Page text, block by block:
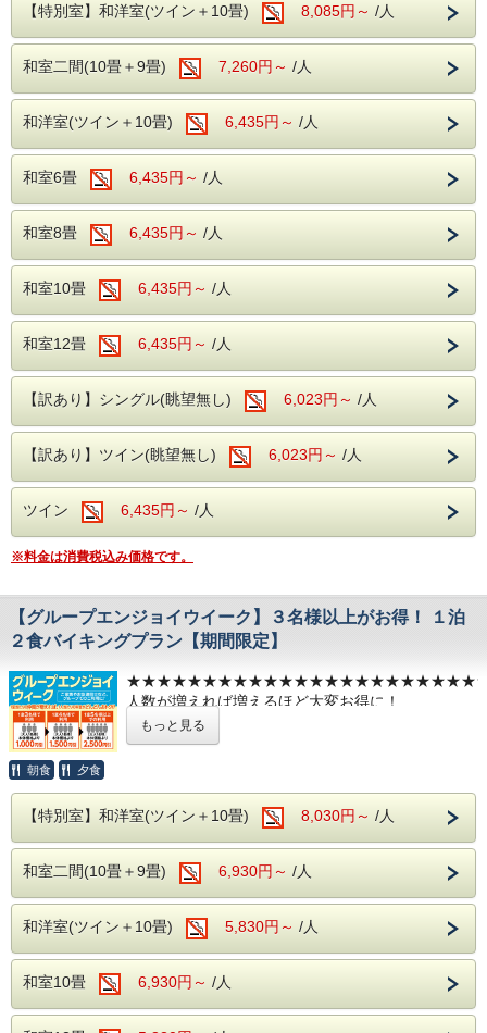
メージした「テーマ展示館」では、
川を輪切りにしたような大水槽がある「理科
教室」
クラフト体験が楽しめる「芸術教室」
古民家でそば打ち体験ができる「社会科教
など、雨の日でも楽しめる屋内施設が充実しています。
駐車場（700台）、授乳室、多目的トイレ、レストラン、売
大町・松川地区（当館から車で約50分）
北アルプスの豊かな自然に囲まれたエリアです。
地上約9mの高さから森を散策できる「空中回廊」や、雨の
日でも体験活動を楽しめる「森の体験舎」など、自然と触れ
合える施設が充実しています。
す。
お食事時間は90分です。
混雑状況により、2部制または3部制でのご案
内となる場合がございます。
いずれもチェックイン時にご予約ください。
無料駐車場
契約駐車場をご利用いただけます。
たします。
●特別室 の場合、
1泊目10,780円（消費税込） 2泊目5,390円（消費税
込）
1泊あたり8,085円（消費税込）で宿泊可能！！
込)
1泊あたり7,260円(消費税込)で宿泊可能！！
●和室6～12畳・和洋室 の場合、
1泊目8,580円(消費税込) 2泊目4,290円(消費税込)
●訳あり洋室シングル・ツイン の場合、
1泊目8,030円(消費税込) 2泊目4,015円(消費税込)
1泊あたり6,023円(消費税込)で宿泊可能！！
2026年08月23日(日)～08月28日(金)
2026年09月06日(日)～09月11日(金)
2026年10月04日(日)～10月09日(金)
みなさまのご予約を心よりお待ち申し上げておりま
す
になっております。
※上記金額は一例となります。
時期により料金が異なりますのでご注意くださ
当館のバイキングでは、お客様にお食事を楽しん
でいただけるよう
アルコールとソフトドリンクが、飲み放題となっ
ております。
〇お料理もバラエティ豊富なメニューを取り揃えて
お待ちしております。
※お食事時間は90分となっており、
【特別室】和洋室(ツイン＋10畳) 8,085円～ /人
和室二間(10畳＋9畳) 7,260円～ /人
和洋室(ツイン＋10畳) 6,435円～ /人
和室6畳 6,435円～ /人
和室8畳 6,435円～ /人
和室10畳 6,435円～ /人
和室12畳 6,435円～ /人
【訳あり】シングル(眺望無し) 6,023円～ /人
【訳あり】ツイン(眺望無し) 6,023円～ /人
ツイン 6,435円～ /人
※料金は消費税込み価格です。
【グループエンジョイウイーク】３名様以上がお得！ １泊
２食バイキングプラン【期間限定】
人数が増えれば増えるほど大変お得に！
期間限定でグループエンジョイプランを開催いたし
ます♪
１室４名利用 本体価格より1,500円引
１室５名以上利用 本体価格より2,500円引
ぜひ、この機会にグループ旅行でお楽しみください
※本プランは１室3名以上の
一泊二食バイキングプランでのご利用とさせてい
もっと見る
朝食 夕食
【特別室】和洋室(ツイン＋10畳) 8,030円～ /人
和室二間(10畳＋9畳) 6,930円～ /人
和洋室(ツイン＋10畳) 5,830円～ /人
和室10畳 6,930円～ /人